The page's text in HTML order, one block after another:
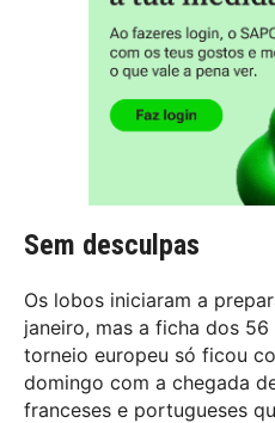
Sem desculpas
Os lobos iniciaram a
janeiro, mas a ficha dos
torneio europeu só ficou
domingo com a chegada
franceses e portugueses